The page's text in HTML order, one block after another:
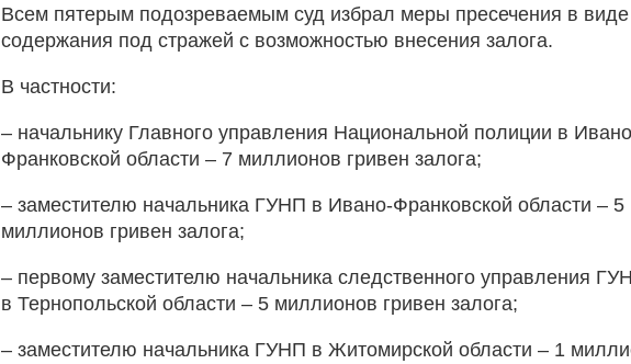
Всем пятерым подозреваемым суд избрал меры пресечения в виде
содержания под стражей с возможностью внесения залога.
В частности:
– начальнику Главного управления Национальной полиции в
Франковской области – 7 миллионов гривен залога;
– заместителю начальника ГУНП в Ивано-Франковской области – 5
миллионов гривен залога;
– первому заместителю начальника следственного управления
в Тернопольской области – 5 миллионов гривен залога;
– заместителю начальника ГУНП в Житомирской области – 1